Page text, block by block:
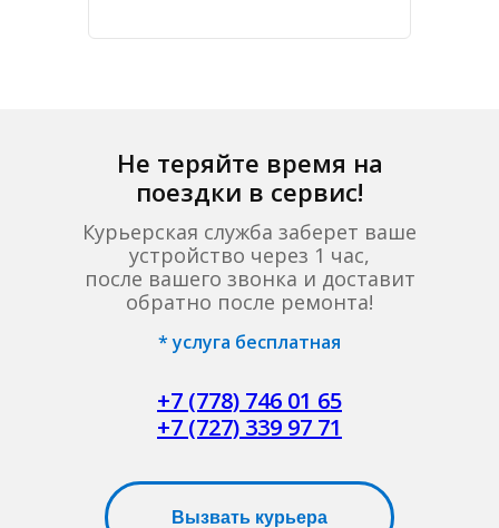
Не теряйте время на
поездки в сервис!
Курьерская служба заберет ваше
устройство через 1 час,
после вашего звонка и доставит
обратно после ремонта!
Вызвать курьера
+7 (778) 746 01 65
+7 (727) 339 97 71
* услуга бесплатная